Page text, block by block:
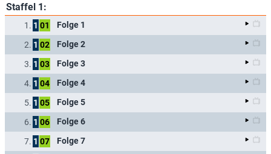
Staffel 1:
1. 1 01 Folge 1
2. 1 02 Folge 2
3. 1 03 Folge 3
4. 1 04 Folge 4
5. 1 05 Folge 5
6. 1 06 Folge 6
7. 1 07 Folge 7